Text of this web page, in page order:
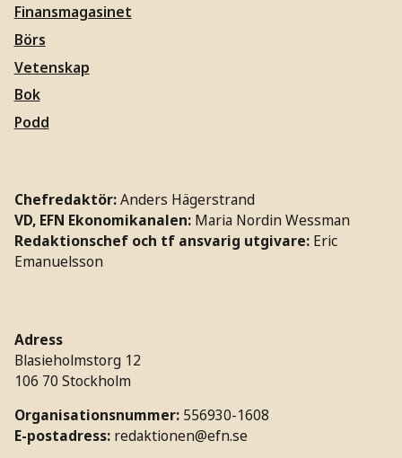
Finansmagasinet
Börs
Vetenskap
Bok
Podd
Chefredaktör:Anders Hägerstrand
VD, EFN Ekonomikanalen: Maria Nordin Wessman
Redaktionschef och tf ansvarig utgivare: Eric
Emanuelsson
Adress
Blasieholmstorg 12
106 70 Stockholm
Organisationsnummer: 556930-1608
E-postadress: redaktionen@efn.se